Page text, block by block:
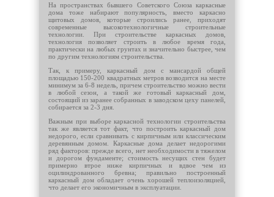
На пространствах бывшего Советского Союза каркасные
дома тоже набирают популярность, вместо каркасно
щитовых домов, которые строились ранее, приходят
современные высокотехнологичные строительные
технологии. При строительстве каркасных домов,
технология позволяет строить в любое время года,
практически на любых грунтах и значительно быстрее, чем
по другим технологиям строительства.
Так, к примеру, каркасный дом с мансардой общей
площадью 150-200 квадратных метров возводится на месте
минимум за 6-8 недель, причем строительство можно вести
в любой сезон, а такой же готовый каркасный дом,
состоящий из заранее собранных в заводском цеху панелей,
собирается за 2-3 дня.
Важным при выборе каркасной технологии строительства
так же является тот факт, что построить каркасный дом
недорого, если сравнивать с кирпичным или классическим
деревянным домом. Каркасные дома делает недорогими
ряд факторов: прежде всего, нет необходимости в тяжелом
и дорогом фундаменте; стоимость несущих стен будет
примерно втрое ниже кирпичных и вдвое чем из
оцилиндрованного бревна; правильно построенный
каркасный дом обладает очень хорошей теплоизоляцией,
что делает его экономичным в эксплуатации.